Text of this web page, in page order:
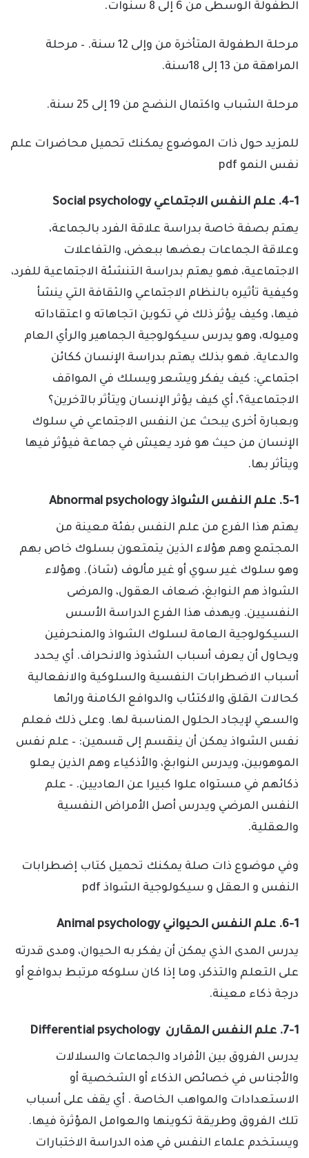
الطفولة الوسطى من 6 إلى 8 سنوات.
مرحلة الطفولة المتأخرة من وإلى 12 سنة. – مرحلة
المراهقة من 13 إلى 18سنة.
مرحلة الشباب واكتمال النضج من 19 إلى 25 سنة.
للمزيد حول ذات الموضوع يمكنك تحميل محاضرات علم
نفس النمو pdf
4-1. علم النفس الاجتماعي Social psychology
يهتم بصفة خاصة بدراسة علاقة الفرد بالجماعة،
وعلاقة الجماعات بعضها ببعض، والتفاعلات
الاجتماعية، فهو يهتم بدراسة التنشئة الاجتماعية للفرد،
وكيفية تأثيره بالنظام الاجتماعي والثقافة التي ينشأ
فيها، وكيف يؤثر ذلك في تكوين اتجاهاته و اعتقاداته
وميوله، وهو يدرس سيكولوجية الجماهير والرأي العام
والدعاية. فهو بذلك يهتم بدراسة الإنسان ككائن
اجتماعي: كيف يفكر ويشعر ويسلك في المواقف
الاجتماعية؟، أي كيف يؤثر الإنسان ويتأثر بالآخرين؟
وبعبارة أخرى يبحث عن النفس الاجتماعي في سلوك
الإنسان من حيث هو فرد يعيش في جماعة فيؤثر فيها
ويتأثر بها.
5-1. علم النفس الشواذ Abnormal psychology
يهتم هذا الفرع من علم النفس بفئة معينة من
المجتمع وهم هؤلاء الذين يتمتعون بسلوك خاص بهم
وهو سلوك غير سوي أو غير مألوف (شاذ). وهؤلاء
الشواذ هم النوابغ، ضعاف العقول، والمرضى
النفسيين. ويهدف هذا الفرع الدراسة الأسس
السيكولوجية العامة لسلوك الشواذ والمنحرفين
ويحاول أن يعرف أسباب الشذوذ والانحراف. أي يحدد
أسباب الاضطرابات النفسية والسلوكية والانفعالية
كحالات القلق والاكتئاب والدوافع الكامنة ورائها
والسعي لإيجاد الحلول المناسبة لها. وعلى ذلك فعلم
نفس الشواذ يمكن أن ينقسم إلى قسمين: – علم نفس
الموهوبين، ويدرس النوابغ، والأذكياء وهم الذين يعلو
ذكائهم في مستواه علوا كبيرا عن العاديين. – علم
النفس المرضي ويدرس أصل الأمراض النفسية
والعقلية.
وفي موضوع ذات صلة يمكنك تحميل كتاب إضطرابات
النفس و العقل و سيكولوجية الشواذ pdf
6-1. علم النفس الحيواني Animal psychology
يدرس المدى الذي يمكن أن يفكر به الحيوان، ومدى قدرته
على التعلم والتذكر، وما إذا كان سلوكه مرتبط بدوافع أو
درجة ذكاء معينة.
7-1. علم النفس المقارن Differential psychology
يدرس الفروق بين الأفراد والجماعات والسلالات
والأجناس في خصائص الذكاء أو الشخصية أو
الاستعدادات والمواهب الخاصة . أي يقف على أسباب
تلك الفروق وطريقة تكوينها والعوامل المؤثرة فيها.
ويستخدم علماء النفس في هذه الدراسة الاختبارات